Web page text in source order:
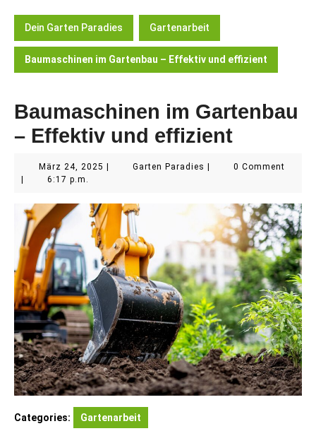
Button
Dein Garten Paradies Gartenarbeit
Baumaschinen im Gartenbau – Effektiv und effizient
Baumaschinen im Gartenbau
– Effektiv und effizient
März 24, 2025 März
Garten Paradies Garten 0 Comment
6:17 p.m.
Categories: Gartenarbeit